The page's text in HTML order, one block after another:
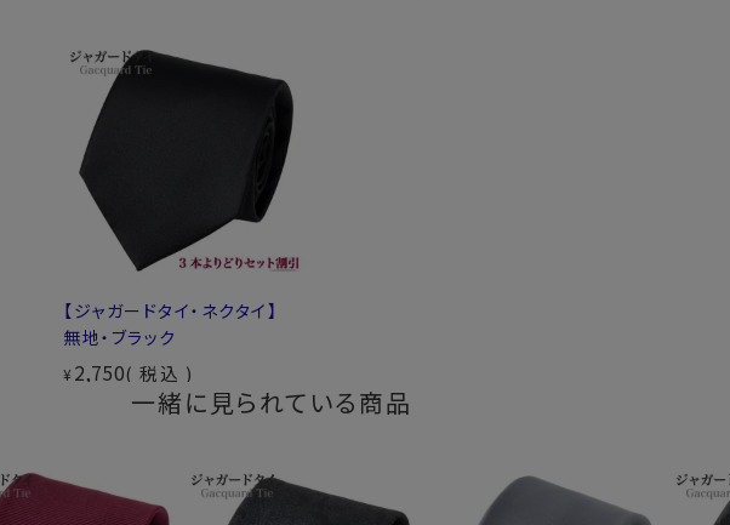
【ジャガードタイ・ネクタイ】
無地・ブラック
¥ 2,750 税込
一緒に見られている商品